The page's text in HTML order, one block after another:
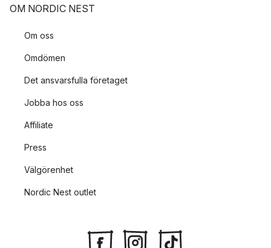
OM NORDIC NEST
Om oss
Omdömen
Det ansvarsfulla företaget
Jobba hos oss
Affiliate
Press
Välgörenhet
Nordic Nest outlet